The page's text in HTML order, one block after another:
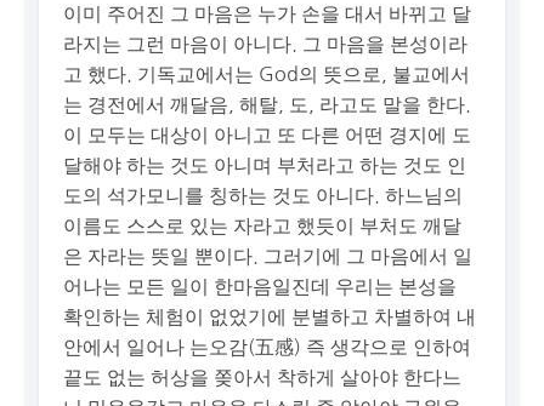
이미 주어진 그 마음은 누가 손을 대서 바뀌고 달
라지는 그런 마음이 아니다. 그 마음을 본성이라
고 했다. 기독교에서는 God의 뜻으로, 불교에서
는 경전에서 깨달음, 해탈, 도, 라고도 말을 한다.
이 모두는 대상이 아니고 또 다른 어떤 경지에 도
달해야 하는 것도 아니며 부처라고 하는 것도 인
도의 석가모니를 칭하는 것도 아니다. 하느님의
이름도 스스로 있는 자라고 했듯이 부처도 깨달
은 자라는 뜻일 뿐이다. 그러기에 그 마음에서 일
어나는 모든 일이 한마음일진데 우리는 본성을
확인하는 체험이 없었기에 분별하고 차별하여 내
안에서 일어나 는오감(五感) 즉 생각으로 인하여
끝도 없는 허상을 쫒아서 착하게 살아야 한다느